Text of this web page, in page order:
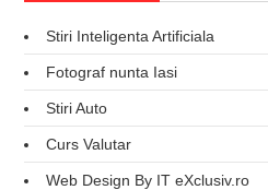
Stiri Inteligenta Artificiala
Fotograf nunta Iasi
Stiri Auto
Curs Valutar
Web Design By IT eXclusiv.ro